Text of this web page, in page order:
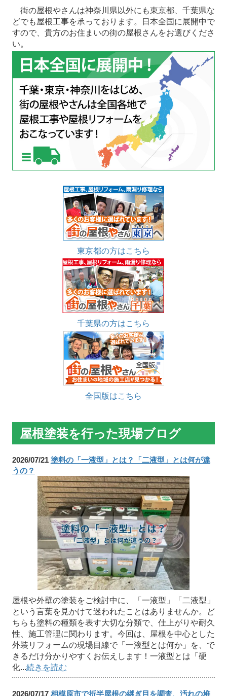
街の屋根やさんは神奈川県以外にも東京都、千葉県な
どでも屋根工事を承っております。日本全国に展開中で
すので、貴方のお住まいの街の屋根さんをお選びくださ
い。
東京都の方はこちら
千葉県の方はこちら
全国版はこちら
屋根塗装を行った現場ブログ
2026/07/21 塗料の「一液型」とは？「二液型」とは何が違
うの？
屋根や外壁の塗装をご検討中に、「一液型」「二液型」
という言葉を見かけて迷われたことはありませんか。ど
ちらも塗料の種類を表す大切な分類で、仕上がりや耐久
性、施工管理に関わります。今回は、屋根を中心とした
外装リフォームの現場目線で「一液型とは何か」を、で
きるだけ分かりやすくお伝えします！一液型とは「硬
化...続きを読む
2026/07/17 相模原市で折半屋根の継ぎ目を調査、汚れの堆